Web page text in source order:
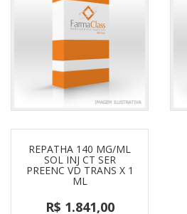
REPATHA 140 MG/ML
SOL INJ CT SER
PREENC VD TRANS X 1
ML
R$ 1.841,00